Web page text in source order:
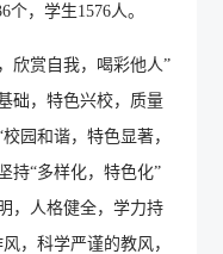
，学生1576人。
欣赏自我，喝彩他人”
础，特色兴校，质量
园和谐，特色显著，
持“多样化，特色化”
，人格健全，学力持
，科学严谨的教风，